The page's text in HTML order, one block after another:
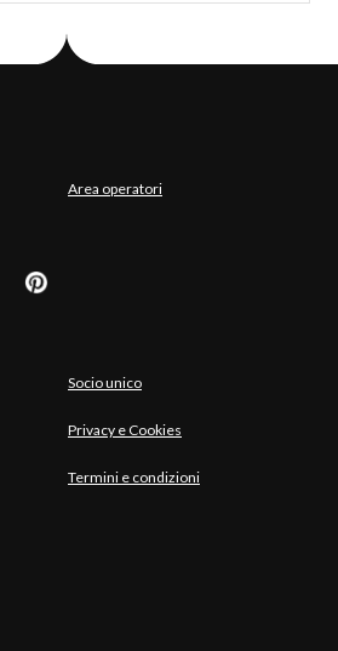
Area operatori
Socio unico
Privacy e Cookies
Termini e condizioni